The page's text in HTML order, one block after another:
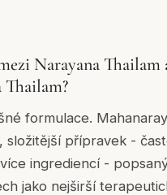
Narayana Thailam
Thailam?
formulace.
složitější přípravek -
ingrediencí -
jako nejširší